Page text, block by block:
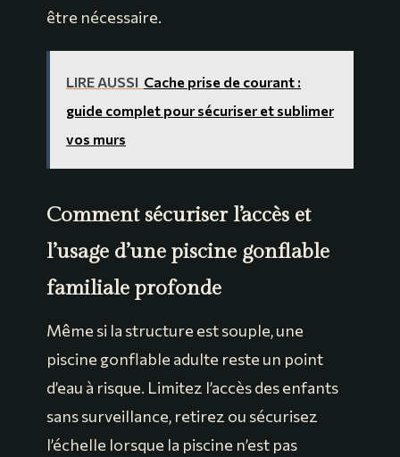
être nécessaire.
LIRE AUSSI Cache prise de courant :
guide complet pour sécuriser et sublimer
vos murs
Comment sécuriser l’accès et
l’usage d’une piscine gonflable
familiale profonde
Même si la structure est souple, une
piscine gonflable adulte reste un point
d’eau à risque. Limitez l’accès des enfants
sans surveillance, retirez ou sécurisez
l’échelle lorsque la piscine n’est pas